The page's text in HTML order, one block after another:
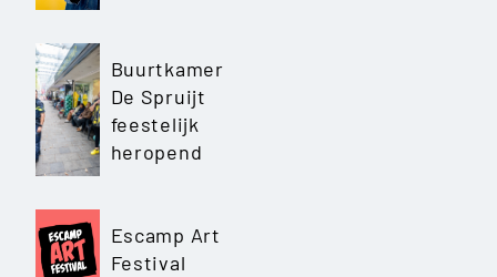
Buurtkamer
De Spruijt
feestelijk
heropend
Escamp Art
Festival